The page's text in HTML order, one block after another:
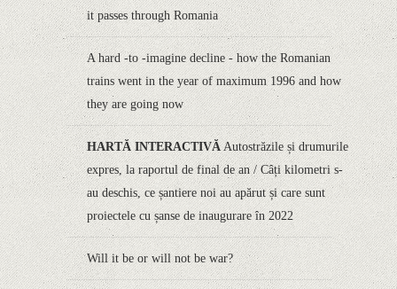
it passes through Romania
A hard -to -imagine decline - how the Romanian
trains went in the year of maximum 1996 and how
they are going now
HARTĂ INTERACTIVĂAutostrăzile și drumurile
expres, la raportul de final de an / Câți kilometri s-
au deschis, ce șantiere noi au apărut și care sunt
proiectele cu șanse de inaugurare în 2022
Will it be or will not be war?